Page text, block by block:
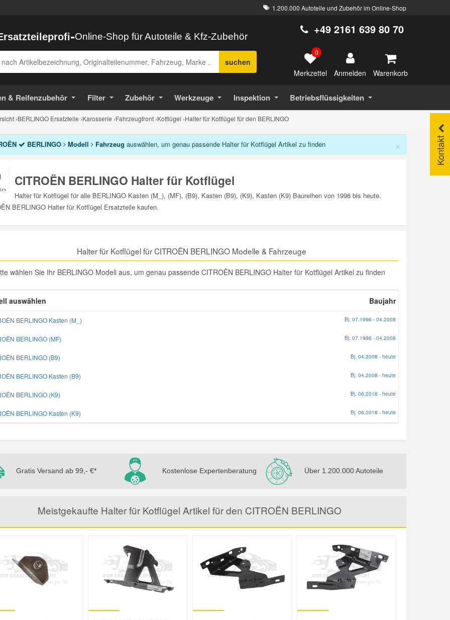
1.200.000 Autoteile und Zubehör im Online-Shop
-Online-Shop für Autoteile & Kfz-Zubehör
suchen
+49 2161 639 80 70
0
Merkzettel Anmelden Warenkorb
& Reifenzubehör Filter Zubehör Werkzeuge Inspektion Betriebsflüssigkeiten
›BERLINGO Ersatzteile ›Karosserie ›Fahrzeugfront ›Kotflügel ›Halter für Kotflügel für den BERLINGO
Kontakt
×
BERLINGO Modell Fahrzeug auswählen, um genau passende Halter für Kotflügel Artikel zu finden
CITROËN BERLINGO Halter für Kotflügel
Halter für Kotflügel für alle BERLINGO Kasten (M_), (MF), (B9), Kasten (B9), (K9), Kasten (K9) Baureihen von 1996 bis heute.
BERLINGO Halter für Kotflügel Ersatzteile kaufen.
Halter für Kotflügel für CITROËN BERLINGO Modelle & Fahrzeuge
wählen Sie Ihr BERLINGO Modell aus, um genau passende CITROËN BERLINGO Halter für Kotflügel Artikel zu finden
auswählen Baujahr
BERLINGO Kasten (M_) Bj. 07.1996 - 04.2008
BERLINGO (MF) Bj. 07.1996 - 04.2008
BERLINGO (B9) Bj. 04.2008 - heute
BERLINGO Kasten (B9) Bj. 04.2008 - heute
BERLINGO (K9) Bj. 06.2018 - heute
BERLINGO Kasten (K9) Bj. 06.2018 - heute
Gratis Versand ab 99,- €* Kostenlose Expertenberatung Über 1.200.000 Autoteile
Meistgekaufte Halter für Kotflügel Artikel für den CITROËN BERLINGO